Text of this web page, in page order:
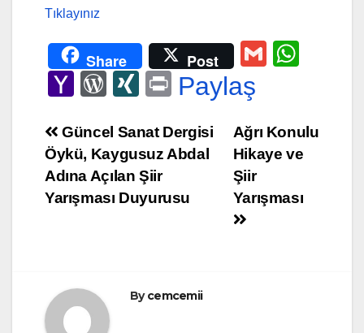
Tıklayınız
Share Post
G
s
A
p
Y
h
o
o
M
W
d
Pr
e
XI
G
Pr
t
Paylaş
Yazı
gezinmesi
Ağrı Konulu
Hikaye ve
Şiir
Yarışması
Güncel Sanat Dergisi
Öykü, Kaygusuz Abdal
Adına Açılan Şiir
Yarışması Duyurusu
Bycemcemii